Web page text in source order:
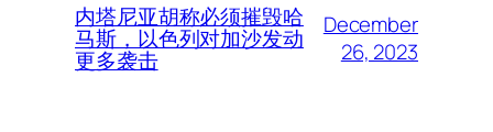
内塔尼亚胡称必须摧毁哈
马斯，以色列对加沙发动
更多袭击
December
26, 2023